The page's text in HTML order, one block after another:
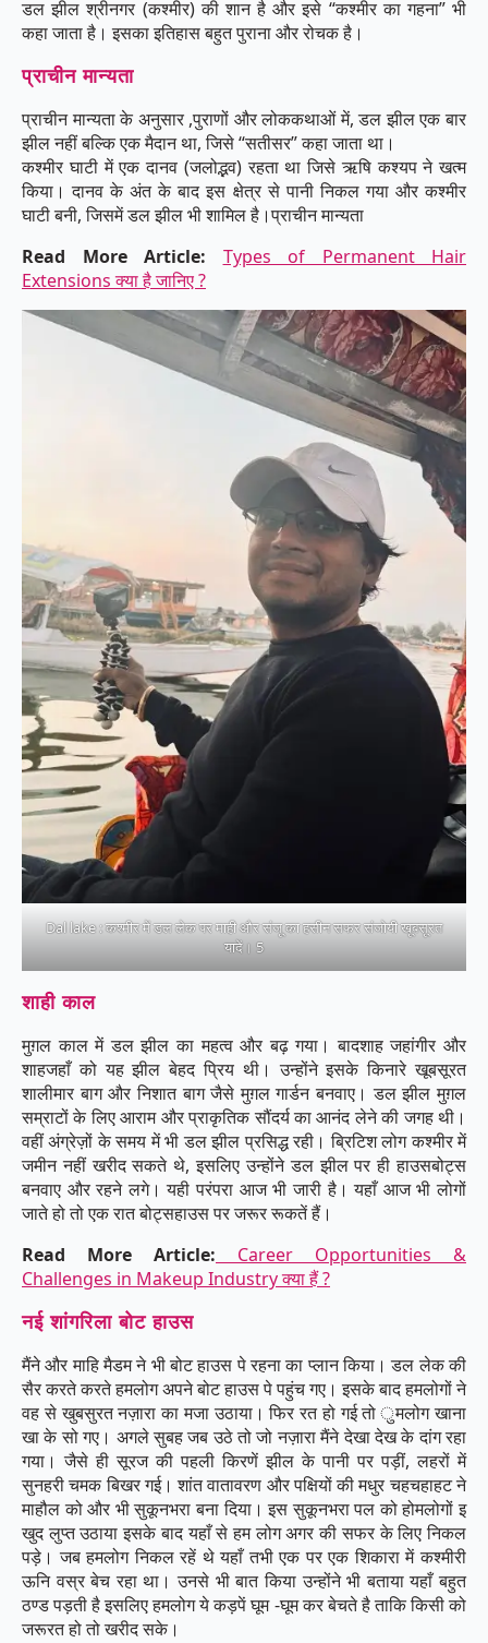
डल झील श्रीनगर (कश्मीर) की शान है और इसे “कश्मीर का गहना” भी
कहा जाता है। इसका इतिहास बहुत पुराना और रोचक है।
प्राचीन मान्यता
प्राचीन मान्यता के अनुसार ,पुराणों और लोककथाओं में, डल झील एक बार
झील नहीं बल्कि एक मैदान था, जिसे “सतीसर” कहा जाता था।
कश्मीर घाटी में एक दानव (जलोद्भव) रहता था जिसे ऋषि कश्यप ने खत्म
किया। दानव के अंत के बाद इस क्षेत्र से पानी निकल गया और कश्मीर
घाटी बनी, जिसमें डल झील भी शामिल है।प्राचीन मान्यता
Read More Article:
Types of Permanent Hair
Extensions क्या है जानिए ?
Dal lake : कश्मीर में डल लेक पर माही और संजू का हसीन सफर संजोयी खूबसूरत
यादें। 5
शाही काल
मुग़ल काल में डल झील का महत्व और बढ़ गया। बादशाह जहांगीर और
शाहजहाँ को यह झील बेहद प्रिय थी। उन्होंने इसके किनारे खूबसूरत
शालीमार बाग और निशात बाग जैसे मुग़ल गार्डन बनवाए। डल झील मुग़ल
सम्राटों के लिए आराम और प्राकृतिक सौंदर्य का आनंद लेने की जगह थी।
वहीं अंग्रेज़ों के समय में भी डल झील प्रसिद्ध रही। ब्रिटिश लोग कश्मीर में
जमीन नहीं खरीद सकते थे, इसलिए उन्होंने डल झील पर ही हाउसबोट्स
बनवाए और रहने लगे। यही परंपरा आज भी जारी है। यहाँ आज भी लोगों
जाते हो तो एक रात बोट्सहाउस पर जरूर रूकतें हैं।
Read More Article: Career Opportunities &
Challenges in Makeup Industry क्या हैं ?
नई शांगरिला बोट हाउस
मैंने और माहि मैडम ने भी बोट हाउस पे रहना का प्लान किया। डल लेक की
सैर करते करते हमलोग अपने बोट हाउस पे पहुंच गए। इसके बाद हमलोगों ने
वह से खुबसुरत नज़ारा का मजा उठाया। फिर रत हो गई तो ुमलोग खाना
खा के सो गए। अगले सुबह जब उठे तो जो नज़ारा मैंने देखा देख के दांग रहा
गया। जैसे ही सूरज की पहली किरणें झील के पानी पर पड़ीं, लहरों में
सुनहरी चमक बिखर गई। शांत वातावरण और पक्षियों की मधुर चहचहाहट ने
माहौल को और भी सुकूनभरा बना दिया। इस सुकूनभरा पल को होमलोगों इ
खुद लुप्त उठाया इसके बाद यहाँ से हम लोग अगर की सफर के लिए निकल
पड़े। जब हमलोग निकल रहें थे यहाँ तभी एक पर एक शिकारा में कश्मीरी
ऊनि वस्र बेच रहा था। उनसे भी बात किया उन्होंने भी बताया यहाँ बहुत
ठण्ड पड़ती है इसलिए हमलोग ये कड़पें घूम -घूम कर बेचते है ताकि किसी को
जरूरत हो तो खरीद सके।